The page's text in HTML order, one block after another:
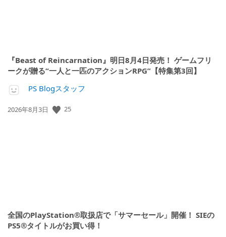
『Beast of Reincarnation』明日8月4日発売！ ゲームフリ
ークが贈る“一人と一匹のアクションRPG”【特集第3回】
PS Blogスタッフ
公
2026年8月3日 25
全国のPlayStation®取扱店で「サマーセール」開催！ SIEの
PS5®タイトルがお買い得！